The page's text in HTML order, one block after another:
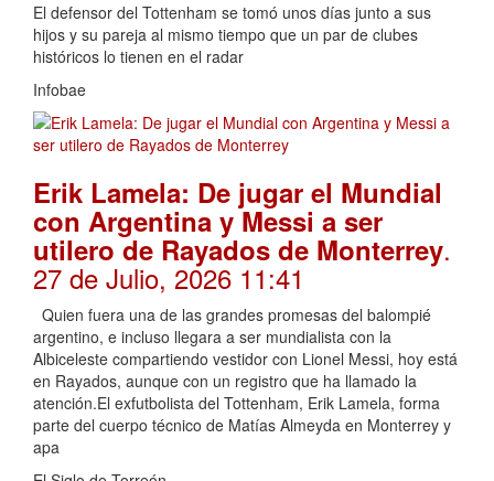
El defensor del Tottenham se tomó unos días junto a sus
hijos y su pareja al mismo tiempo que un par de clubes
históricos lo tienen en el radar
Infobae
Erik Lamela: De jugar el Mundial
con Argentina y Messi a ser
utilero de Rayados de Monterrey.
27 de Julio, 2026 11:41
Quien fuera una de las grandes promesas del balompié
argentino, e incluso llegara a ser mundialista con la
Albiceleste compartiendo vestidor con Lionel Messi, hoy está
en Rayados, aunque con un registro que ha llamado la
atención.El exfutbolista del Tottenham, Erik Lamela, forma
parte del cuerpo técnico de Matías Almeyda en Monterrey y
apa